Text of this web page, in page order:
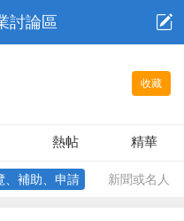
討論區
收藏
熱帖 精華
、補助、申請 新聞或名人